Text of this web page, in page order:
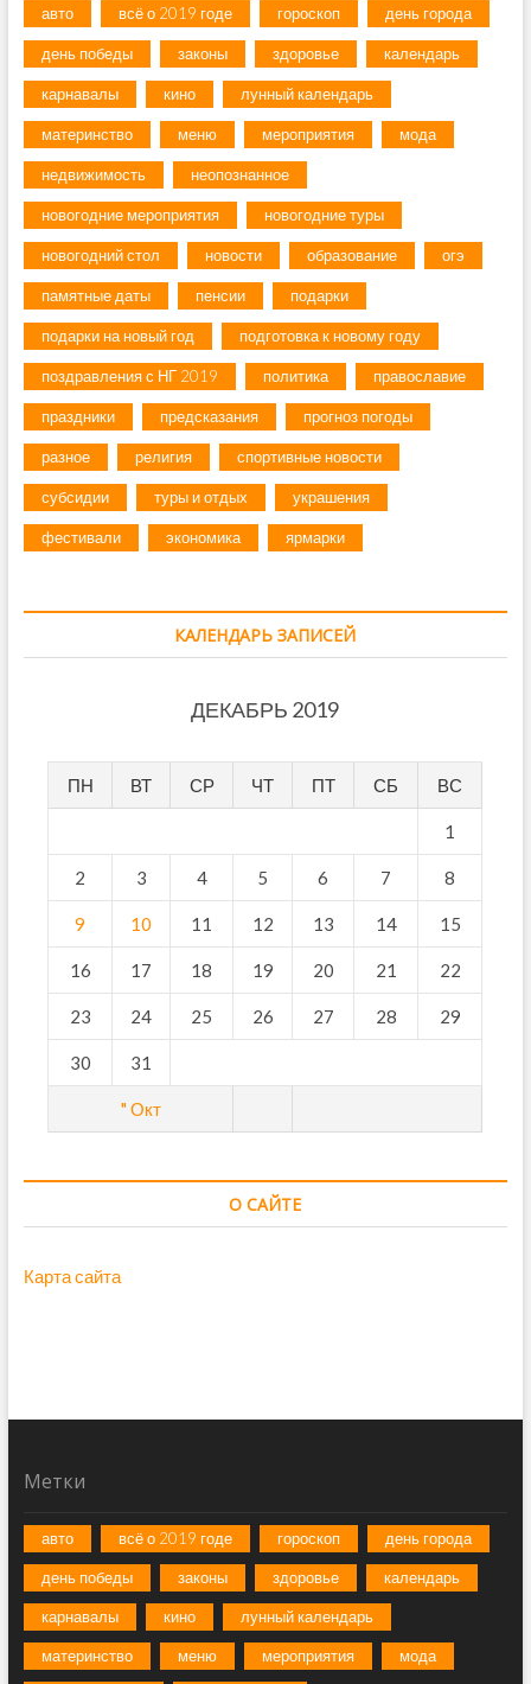
авто всё о 2019 годе гороскоп день города
день победы законы здоровье календарь
карнавалы кино лунный календарь
материнство меню мероприятия мода
недвижимость неопознанное
новогодние мероприятия новогодние туры
новогодний стол новости образование огэ
памятные даты пенсии подарки
подарки на новый год подготовка к новому году
поздравления с НГ 2019 политика православие
праздники предсказания прогноз погоды
разное религия спортивные новости
субсидии туры и отдых украшения
фестивали экономика ярмарки
КАЛЕНДАРЬ ЗАПИСЕЙ
ДЕКАБРЬ 2019
ПН ВТ СР ЧТ ПТ СБ ВС
" Окт
1
2 3 4 5 6 7 8
9 10 11 12 13 14 15
16 17 18 19 20 21 22
23 24 25 26 27 28 29
30 31
О САЙТЕ
Карта сайта
Метки
авто всё о 2019 годе гороскоп день города
день победы законы здоровье календарь
карнавалы кино лунный календарь
материнство меню мероприятия мода